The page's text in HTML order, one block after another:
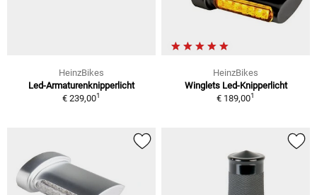
HeinzBikes
Led-Armaturenknipperlicht
€ 239,001
HeinzBikes
Winglets Led-Knipperlicht
€ 189,001